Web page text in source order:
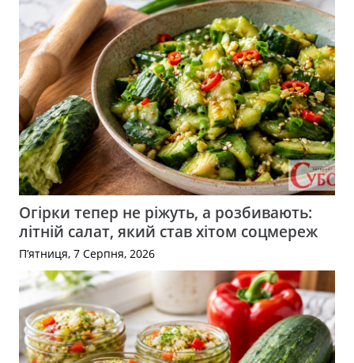
Огірки тепер не ріжуть, а розбивають:
літній салат, який став хітом соцмереж
П’ятниця, 7 Серпня, 2026